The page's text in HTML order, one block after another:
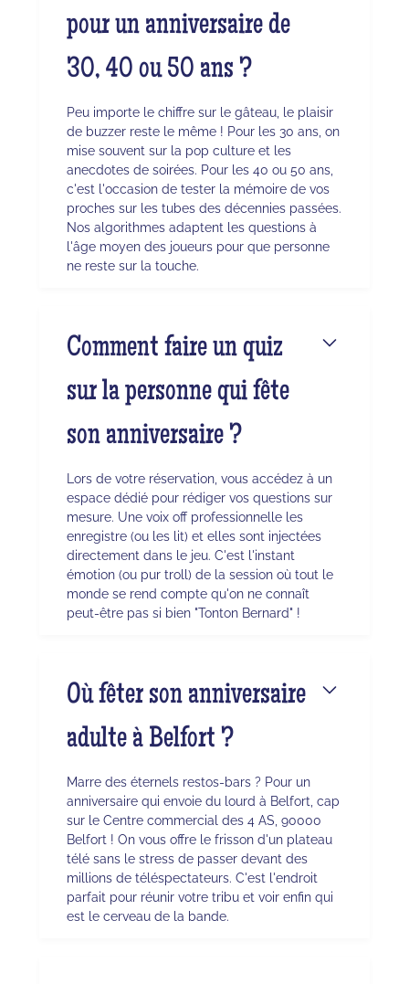
pour un anniversaire de
30, 40 ou 50 ans ?
Peu importe le chiffre sur le gâteau, le plaisir
de buzzer reste le même ! Pour les 30 ans, on
mise souvent sur la pop culture et les
anecdotes de soirées. Pour les 40 ou 50 ans,
c'est l'occasion de tester la mémoire de vos
proches sur les tubes des décennies passées.
Nos algorithmes adaptent les questions à
l'âge moyen des joueurs pour que personne
ne reste sur la touche.
Comment faire un quiz
sur la personne qui fête
son anniversaire ?
Lors de votre réservation, vous accédez à un
espace dédié pour rédiger vos questions sur
mesure. Une voix off professionnelle les
enregistre (ou les lit) et elles sont injectées
directement dans le jeu. C'est l'instant
émotion (ou pur troll) de la session où tout le
monde se rend compte qu'on ne connaît
peut-être pas si bien "Tonton Bernard" !
Où fêter son anniversaire
adulte à Belfort ?
Marre des éternels restos-bars ? Pour un
anniversaire qui envoie du lourd à Belfort, cap
sur le Centre commercial des 4 AS, 90000
Belfort ! On vous offre le frisson d'un plateau
télé sans le stress de passer devant des
millions de téléspectateurs. C'est l'endroit
parfait pour réunir votre tribu et voir enfin qui
est le cerveau de la bande.